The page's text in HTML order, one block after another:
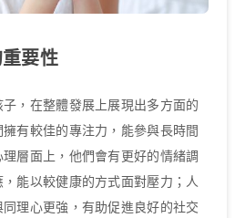
要性
，在整體發展上展現出多方面的
有較佳的專注力，能參與長時間
層面上，他們會有更好的情緒調
能以較健康的方式面對壓力；人
理心更強，有助促進良好的社交